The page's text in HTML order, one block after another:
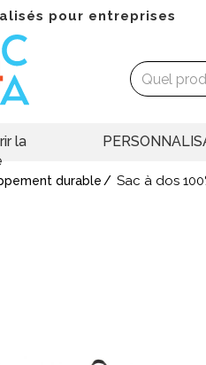
pour entreprises
la
durable Sac à dos